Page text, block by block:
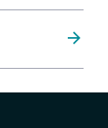
arrow_forward